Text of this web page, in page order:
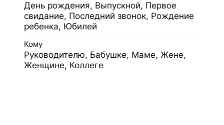
День рождения, Выпускной, Первое
свидание, Последний звонок, Рождение
ребенка, Юбилей
Кому
Руководителю, Бабушке, Маме, Жене,
Женщине, Коллеге